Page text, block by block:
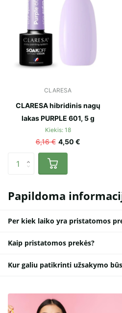
CLARESA
CLARESA hibridinis nagų
lakas PURPLE 601, 5 g
Kiekis: 18
6,16 € 4,50 €
Papildoma
Per kiek laiko yra pristatomos
Kaip pristatomos prekės?
Kur galiu patikrinti užsakymo